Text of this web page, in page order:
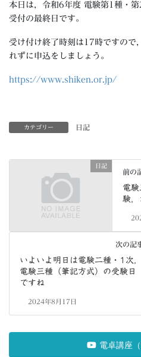
本日は，令和6年度 電験第1種・
受付の最終日です。
受け付け終了時刻は17時ですので
れずに申込をしましょう。
https://www.shiken.or.jp/
カテゴリー 日記
日記
前の
電
験，
次の記
いよいよ明日は電験二種・1次，
電験三種（筆記方式）の受験日
ですね
2024年8月17日
電卓講座